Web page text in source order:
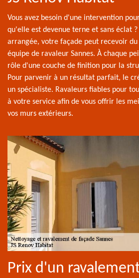
Vous avez besoin d'une intervention
qu'elle est devenue terne et sans éclat
arrangée, votre façade peut recevoir
équipe de ravaleur Sannes. À chaque
rôle d'une couche de finition pour la
Pour parvenir à un résultat parfait, le
un spécialiste. Ravaleurs fiables pour
à votre service afin de vous offrir les
vos murs extérieurs.
Prix d'un